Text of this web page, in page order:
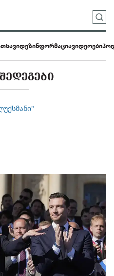
დეზინფორმაციავიდეოები